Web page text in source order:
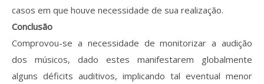
casos em que houve necessidade de sua realização.
Conclusão
Comprovou-se a necessidade de monitorizar a audição
dos músicos, dado estes manifestarem globalmente
alguns déficits auditivos, implicando tal eventual menor